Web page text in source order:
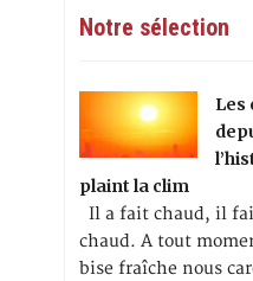
Notre sélection
Les
plaint la clim
Il a fait chaud, il
chaud. A tout
bise fraîche nous